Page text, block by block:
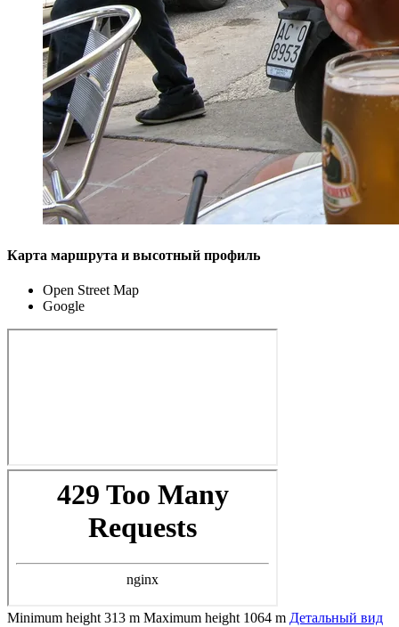
Карта маршрута и высотный профиль
Open Street Map
Google
Minimum height 313 m Maximum height 1064 m Детальный вид